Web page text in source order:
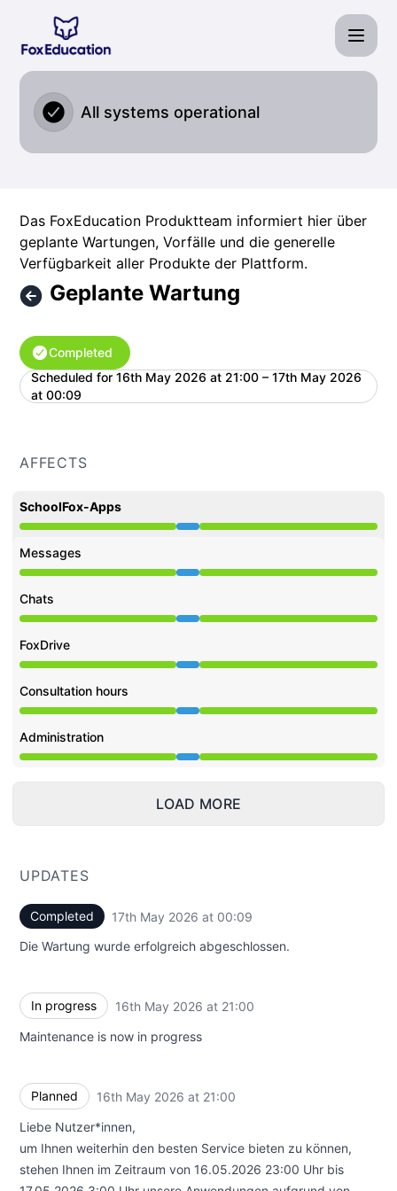
Fox Education Services GmbH - Geplante Wartung –
All systems operational
Das FoxEducation Produktteam informiert hier über
geplante Wartungen, Vorfälle und die generelle
Verfügbarkeit aller Produkte der Plattform.
Geplante Wartung
Completed
Scheduled for 16th May 2026 at 21:00 – 17th May 2026
at 00:09
UTC
AFFECTS
SchoolFox-Apps
Under maintenance from 9:00 PM to 12:09 AM
Messages
Under maintenance from 9:00 PM to 12:09 AM
Chats
Under maintenance from 9:00 PM to 12:09 AM
FoxDrive
Under maintenance from 9:00 PM to 12:09 AM
Consultation hours
Under maintenance from 9:00 PM to 12:09 AM
Administration
Under maintenance from 9:00 PM to 12:09 AM
LOAD MORE
UPDATES
Completed 17th May 2026 at 00:09
Die Wartung wurde erfolgreich abgeschlossen.
In progress 16th May 2026 at 21:00
Maintenance is now in progress
Planned 16th May 2026 at 21:00
Liebe Nutzer*innen,
um Ihnen weiterhin den besten Service bieten zu können,
stehen Ihnen im Zeitraum von 16.05.2026 23:00 Uhr bis